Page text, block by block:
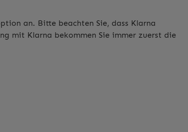
an. Bitte beachten Sie, dass Klarna
mit Klarna bekommen Sie immer zuerst die